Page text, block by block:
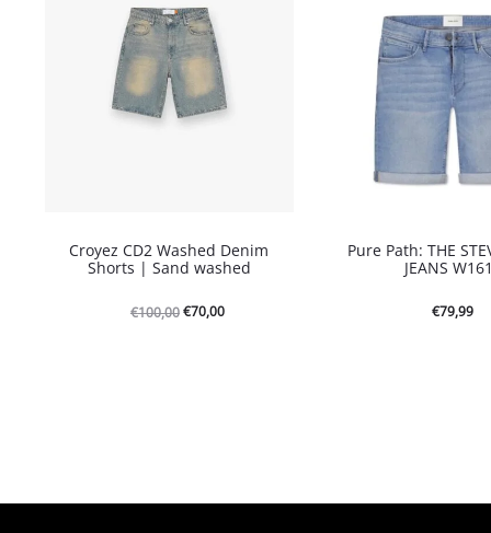
Croyez CD2 Washed Denim
Shorts | Sand washed
€100,00Oorspronkelijke
€70,00Huidige
Pure Path: THE
JEANS
€79,99